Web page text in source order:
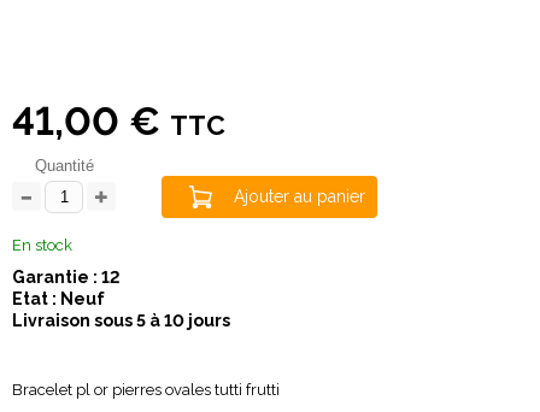
41,00 € TTC
Quantité
Ajouter au panier
En stock
Garantie : 12
Etat : Neuf
Livraison sous 5 à 10 jours
Bracelet pl or pierres ovales tutti frutti